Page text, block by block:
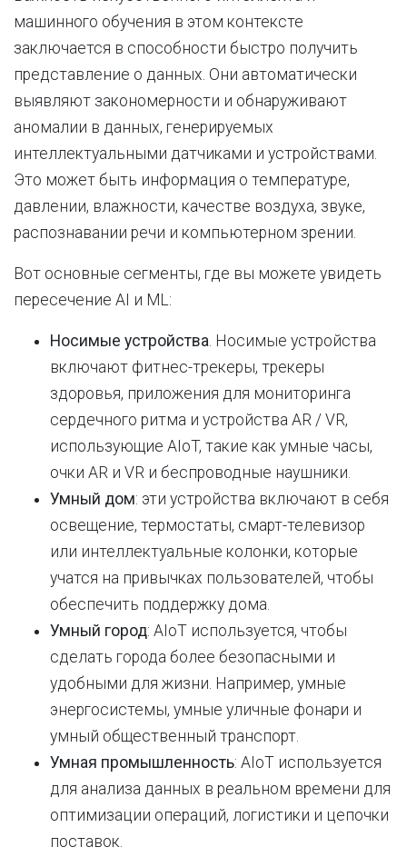
машинного обучения в этом контексте
заключается в способности быстро получить
представление о данных. Они автоматически
выявляют закономерности и обнаруживают
аномалии в данных, генерируемых
интеллектуальными датчиками и устройствами.
Это может быть информация о температуре,
давлении, влажности, качестве воздуха, звуке,
распознавании речи и компьютерном зрении.
Вот основные сегменты, где вы можете увидеть
пересечение AI и ML:
Носимые устройства. Носимые устройства
включают фитнес-трекеры, трекеры
здоровья, приложения для мониторинга
сердечного ритма и устройства AR / VR,
использующие AIoT, такие как умные часы,
очки AR и VR и беспроводные наушники.
Умный дом: эти устройства включают в себя
освещение, термостаты, смарт-телевизор
или интеллектуальные колонки, которые
учатся на привычках пользователей, чтобы
обеспечить поддержку дома.
Умный город: AIoT используется, чтобы
сделать города более безопасными и
удобными для жизни. Например, умные
энергосистемы, умные уличные фонари и
умный общественный транспорт.
Умная промышленность: AIoT используется
для анализа данных в реальном времени для
оптимизации операций, логистики и цепочки
поставок.